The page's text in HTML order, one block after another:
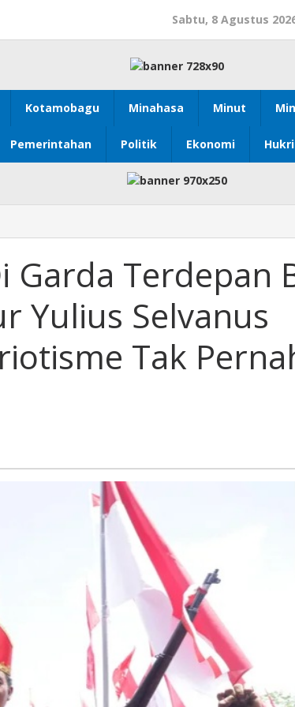
Sabtu, 8 Agustus
Kotamobagu Minahasa Minut
Pemerintahan Politik Ekonomi
Garda Terdepan
Yulius Selvanus
Tak